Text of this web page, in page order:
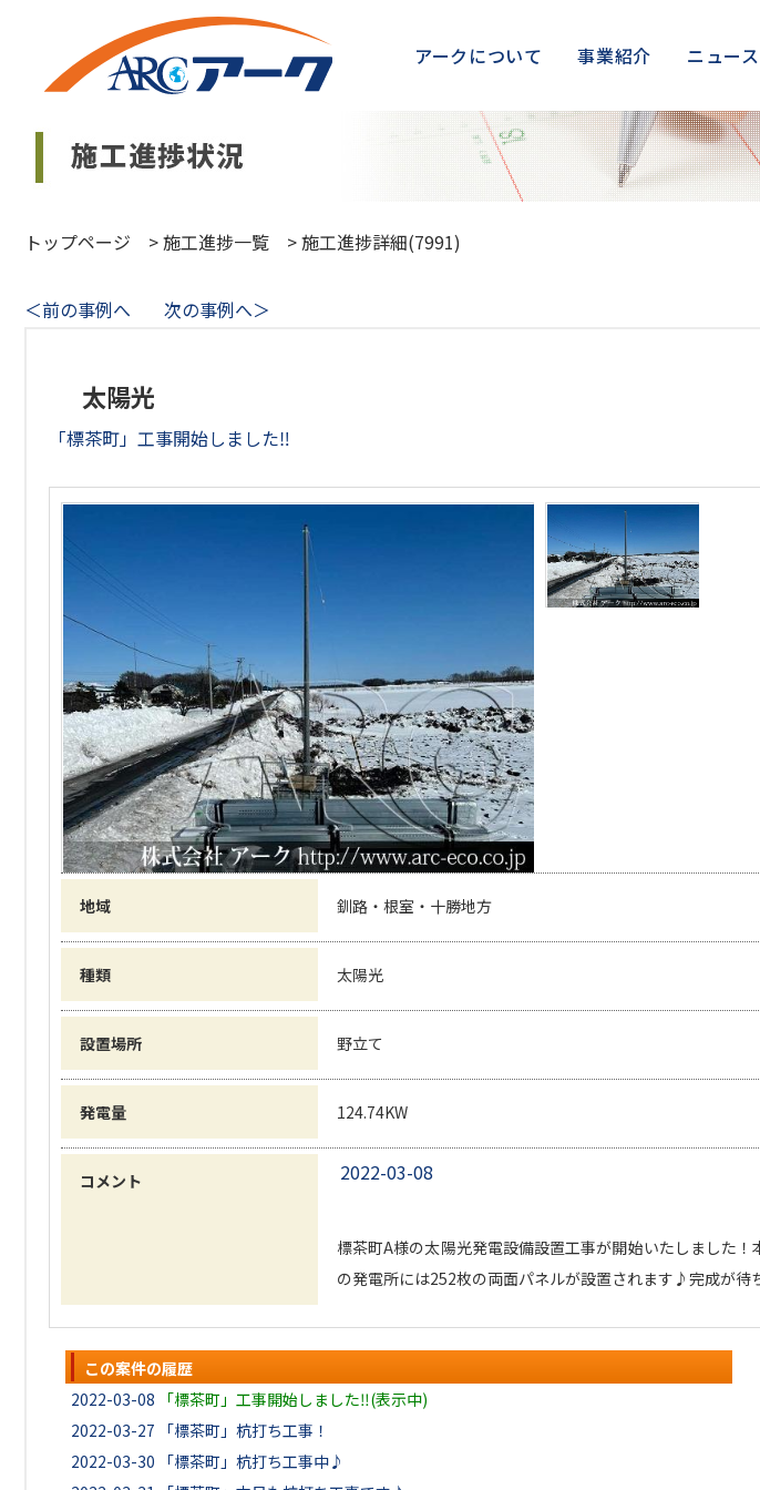
アークについて 事業紹介 ニュー
トップページ >施工進捗一覧 >施工進捗詳細(7991)
＜前の事例へ
次の事例へ＞
太陽光
「標茶町」工事開始しました‼
地域 釧路・根室・十勝地方
種類 太陽光
設置場所 野立て
発電量 124.74KW
コメント 2022-03-08
標茶町A様の太陽光発電設備設置工事が開始いたしました
の発電所には252枚の両面パネルが設置されます♪完成が待
この案件の履歴
2022-03-08
「標茶町」工事開始しました‼(表示中)
2022-03-27
「標茶町」杭打ち工事！
2022-03-30
「標茶町」杭打ち工事中♪